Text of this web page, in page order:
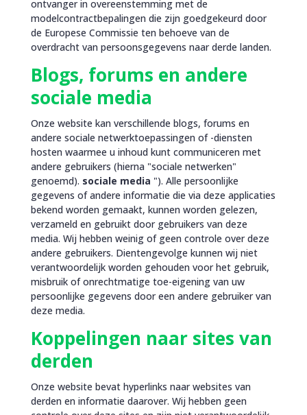
ontvanger in overeenstemming met de
modelcontractbepalingen die zijn goedgekeurd door
de Europese Commissie ten behoeve van de
overdracht van persoonsgegevens naar derde landen.
Blogs, forums en andere
sociale media
Onze website kan verschillende blogs, forums en
andere sociale netwerktoepassingen of -diensten
hosten waarmee u inhoud kunt communiceren met
andere gebruikers (hierna "sociale netwerken"
genoemd). sociale media "). Alle persoonlijke
gegevens of andere informatie die via deze applicaties
bekend worden gemaakt, kunnen worden gelezen,
verzameld en gebruikt door gebruikers van deze
media. Wij hebben weinig of geen controle over deze
andere gebruikers. Dientengevolge kunnen wij niet
verantwoordelijk worden gehouden voor het gebruik,
misbruik of onrechtmatige toe-eigening van uw
persoonlijke gegevens door een andere gebruiker van
deze media.
Koppelingen naar sites van
derden
Onze website bevat hyperlinks naar websites van
derden en informatie daarover. Wij hebben geen